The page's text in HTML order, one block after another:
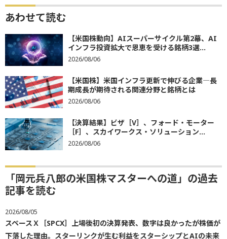
あわせて読む
【米国株動向】AIスーパーサイクル第2幕、AI
インフラ投資拡大で恩恵を受ける銘柄3選...
2026/08/06
【米国株】米国インフラ更新で伸びる企業―長
期成長が期待される関連分野と銘柄とは
2026/08/06
【決算結果】ビザ［V］、フォード・モーター
［F］、スカイワークス・ソリューション...
2026/08/06
「岡元兵八郎の米国株マスターへの道」の過去
記事を読む
2026/08/05
スペースＸ［SPCX］上場後初の決算発表、数字は良かったが株価が
下落した理由。スターリンクが生む利益をスターシップとAIの未来